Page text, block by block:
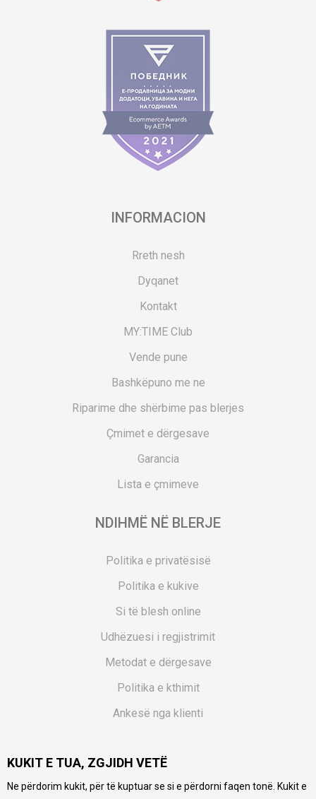
INFORMACION
Rreth nesh
Dyqanet
Kontakt
MY:TIME Club
Vende pune
Bashkëpuno me ne
Riparime dhe shërbime pas blerjes
Çmimet e dërgesave
Garancia
Lista e çmimeve
NDIHMË NË BLERJE
Politika e privatësisë
Politika e kukive
Si të blesh online
Udhëzuesi i regjistrimit
Metodat e dërgesave
Politika e kthimit
Ankesë nga klienti
Pyetjet më të shpeshta
KUKIT E TUA, ZGJIDH VETË
Ne përdorim kukit, për të kuptuar se si e përdorni faqen tonë. Kukit e